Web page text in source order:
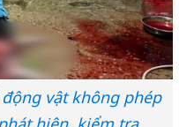
vật không phép